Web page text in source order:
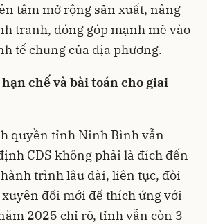
tâm mở rộng sản xuất, nâng
tranh, đóng góp mạnh mẽ vào
tế chung của địa phương.
chế và bài toán cho giai
quyền tỉnh Ninh Bình vẫn
CĐS không phải là đích đến
trình lâu dài, liên tục, đòi
đổi mới để thích ứng với
2025 chỉ rõ, tỉnh vẫn còn 3